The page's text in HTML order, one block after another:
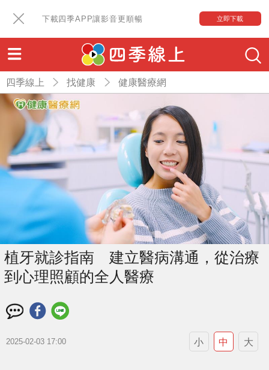
下載四季APP讓影音更順暢 立即下載
四季線上 找健康 健康醫療網
植牙就診指南 建立醫病溝通，從治療
到心理照顧的全人醫療
2025-02-03 17:00 小 中 大